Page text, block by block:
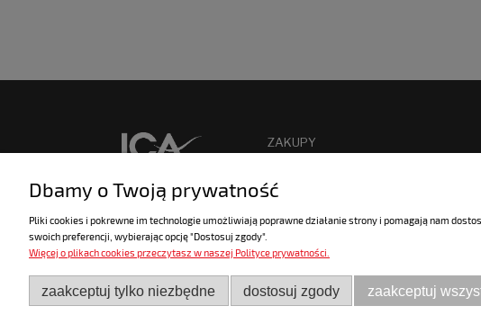
ZAKUPY
Promocje
Czas realizacji zamówienia
Koszt dostawy
Festool Finansowanie PLUS
Dbamy o Twoją prywatność
Pliki cookies i pokrewne im technologie umożliwiają poprawne działanie strony i pomagają nam
swoich preferencji, wybierając opcję "Dostosuj zgody".
Więcej o plikach cookies przeczytasz w naszej Polityce prywatności.
zaakceptuj tylko niezbędne dostosuj zgody zaakceptuj